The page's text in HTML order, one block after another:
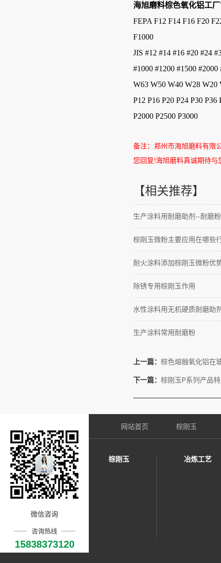
海旭磨料棕色氧化铝工
FEPA F12 F14 F16 F20
F1000
JIS #12 #14 #16 #20 #24
#1000 #1200 #1500 #2000
W63 W50 W40 W28 W20
P12 P16 P20 P24 P30 P36
P2000 P2500 P3000
备注：郑州市海旭磨料有限
您回复!海旭磨料真诚期待与
【相关推荐】
生产涂料用耐磨助剂--耐磨粉
棕刚玉微粉主要应用在哪些
耐火涂料添加棕刚玉微粉优
除锈专用棕刚玉作用
水性涂料用无机硬质耐磨助
生产涂料常用耐磨粉
上一篇： 棕色熔融氧化铝在
下一篇： 棕刚玉P系列产品
微信咨询
咨询热线
15838373120
网站首页 棕刚玉
棕刚玉 冶炼工艺